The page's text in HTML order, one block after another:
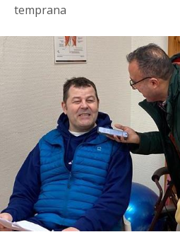
temprana